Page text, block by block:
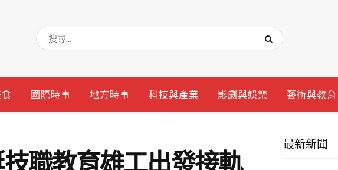
國際時事 地方時事 科技與產業 影劇與娛樂 藝術與教育
職教育雄工出發接軌
最新新聞